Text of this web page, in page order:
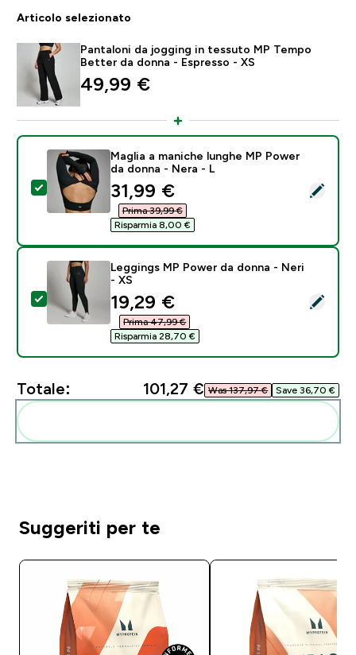
Articolo selezionato
Pantaloni da jogging in tessuto MP Tempo
Better da donna - Espresso - XS
49,99 €‎
Seleziona questo prodotto - Maglia a maniche
Maglia a maniche lunghe MP Power
da donna - Nera - L
discounted price
31,99 €‎
Prima 39,99 €‎
Risparmia 8,00 €‎
Seleziona questo prodotto - Leggings MP Power da
Leggings MP Power da donna - Neri
- XS
discounted price
19,29 €‎
Prima 47,99 €‎
Risparmia 28,70 €‎
Totale: 101,27 €‎ Was 137,97 €‎ Save 36,70 €‎
Suggeriti per te